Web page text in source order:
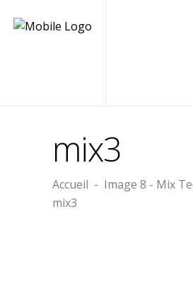
mix3
Accueil - Image 8 - Mix
mix3